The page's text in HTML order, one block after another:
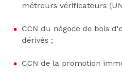
métreurs vérificateurs
CCN du négoce de bois
dérivés ;
CCN de la promotion